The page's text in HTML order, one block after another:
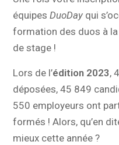
équipesDuoDay qui
formation des duos à
de stage !
Lors de l’édition 2023,
déposées, 45 849
550 employeurs ont
formés ! Alors, qu’en
mieux cette année ?